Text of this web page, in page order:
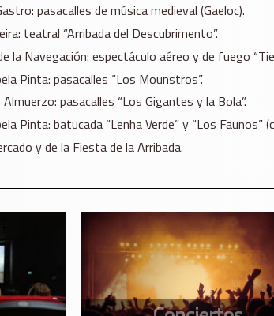
pasacalles de música medieval (Gaeloc).
teatral “Arribada del Descubrimento”.
la Navegación: espectáculo aéreo y de fuego
Pinta: pasacalles “Los Mounstros”.
pasacalles “Los Gigantes y la Bola”.
Pinta: batucada “Lenha Verde” y “Los Faunos”
y de la Fiesta de la Arribada.